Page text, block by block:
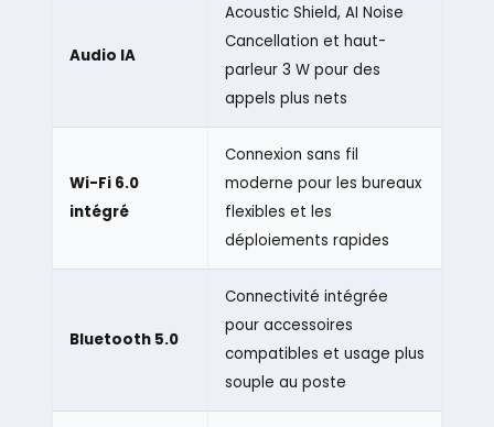
Audio IA
Acoustic Shield, AI Noise
Cancellation et haut-
parleur 3 W pour des
appels plus nets
Wi-Fi 6.0
intégré
Connexion sans fil
moderne pour les bureaux
flexibles et les
déploiements rapides
Bluetooth 5.0
Connectivité intégrée
pour accessoires
compatibles et usage plus
souple au poste